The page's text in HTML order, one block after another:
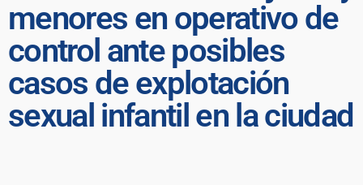
menores en operativo de
control ante posibles
casos de explotación
sexual infantil en la ciudad